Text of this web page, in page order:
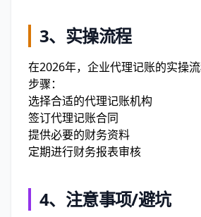
3、实操流程
在2026年，企业代理记账的实操
步骤：
选择合适的代理记账机构
签订代理记账合同
提供必要的财务资料
定期进行财务报表审核
4、注意事项/避坑